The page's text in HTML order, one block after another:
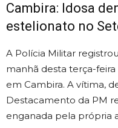
Cambira: Idosa
estelionato no
A Polícia Militar
manhã desta terça-
em Cambira. A vítima,
Destacamento da PM
enganada pela própria